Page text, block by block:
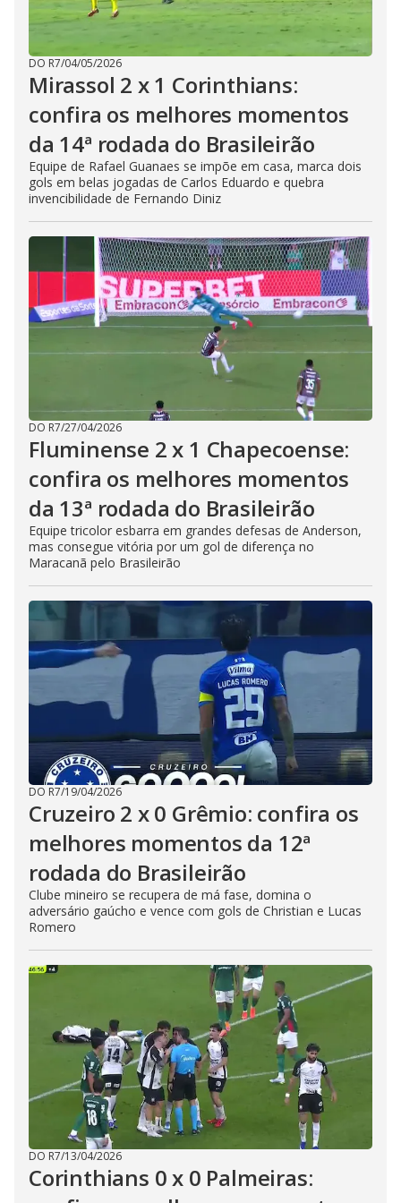
DO R7/04/05/2026
Mirassol 2 x 1 Corinthians:
confira os melhores momentos
da 14ª rodada do Brasileirão
Equipe de Rafael Guanaes se impõe em casa, marca dois
gols em belas jogadas de Carlos Eduardo e quebra
invencibilidade de Fernando Diniz
DO R7/27/04/2026
Fluminense 2 x 1 Chapecoense:
confira os melhores momentos
da 13ª rodada do Brasileirão
Equipe tricolor esbarra em grandes defesas de Anderson,
mas consegue vitória por um gol de diferença no
Maracanã pelo Brasileirão
DO R7/19/04/2026
Cruzeiro 2 x 0 Grêmio: confira os
melhores momentos da 12ª
rodada do Brasileirão
Clube mineiro se recupera de má fase, domina o
adversário gaúcho e vence com gols de Christian e Lucas
Romero
DO R7/13/04/2026
Corinthians 0 x 0 Palmeiras: